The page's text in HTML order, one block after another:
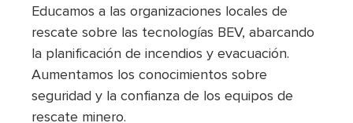
Educamos a las organizaciones locales de
rescate sobre las tecnologías BEV, abarcando
la planificación de incendios y evacuación.
Aumentamos los conocimientos sobre
seguridad y la confianza de los equipos de
rescate minero.